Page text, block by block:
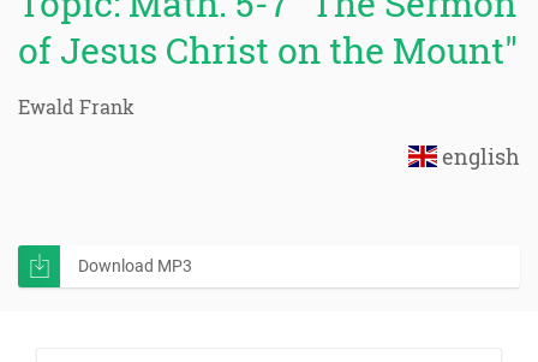
of Jesus Christ on the Mount"
Ewald Frank
english
Download MP3